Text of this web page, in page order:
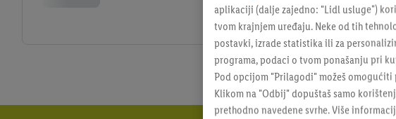
aplikaciji (dalje zajedno: "Lidl usluge")
tvom krajnjem uređaju. Neke od tih
postavki, izrade statistika ili za
programa, podaci o tvom ponašanju pri
Pod opcijom "Prilagodi" možeš
Klikom na "Odbij" dopuštaš samo
prethodno navedene svrhe. Više